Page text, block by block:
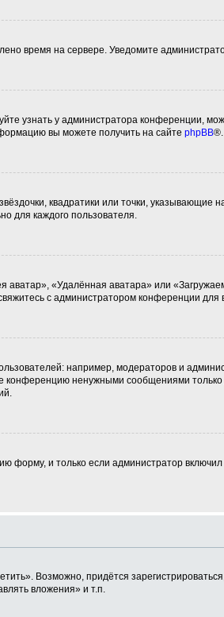
время на сервере. Уведомите
узнать у администратора конференции,
вы можете получить на сайте phpBB®.
квадратики или точки, указывающие
для каждого пользователя.
аватар», «Удалённая аватара» или
с администратором конференции
например, модераторов и
ненужными сообщениями только
форму, и только если администратор
Возможно, придётся
вложения» и т.п.